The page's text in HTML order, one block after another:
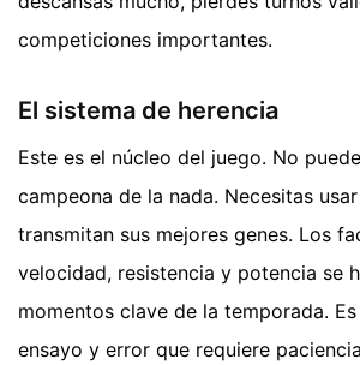
competiciones importantes.
El sistema de herencia
Este es el núcleo del juego. No
campeona de la nada. Necesitas
transmitan sus mejores genes. Los
velocidad, resistencia y potencia se
momentos clave de la temporada.
ensayo y error que requiere